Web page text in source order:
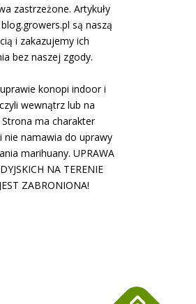
zastrzeżone. Artykuły
są naszą
i zakazujemy ich
bez naszej zgody.
konopi indoor i
wewnątrz lub na
ma charakter
nie namawia do uprawy
marihuany. UPRAWA
NA TERENIE
ZABRONIONA!